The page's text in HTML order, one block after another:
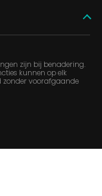
zijn bij benadering.
kunnen op elk
zonder voorafgaande